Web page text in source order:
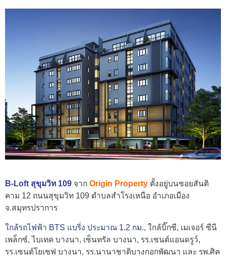
B-Loft สุขุมวิท 109 จาก Origin Property ตั้งอยู่บนซอยสันติ
คาม 12 ถนนสุขุมวิท 109 ตำบลสำโรงเหนือ อำเภอเมือง
จ.สมุทรปราการ
ใกล้รถไฟฟ้า BTS แบริ่ง ประมาณ 1.2 กม., ใกล้บิ๊กซี, เมเจอร์ ซีนี
เพล็กซ์, ไบเทค บางนา, เซ็นทรัล บางนา, รร.เซนต์แอนดรูว์,
รร.เซนต์โยเซฟ บางนา, รร.นานาชาติบางกอกพัฒนา และ รพ.ศิค